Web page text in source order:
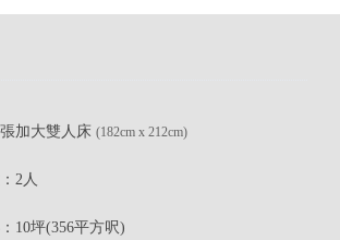
加大雙人床 (182cm x 212cm)
2人
10坪(356平方呎)